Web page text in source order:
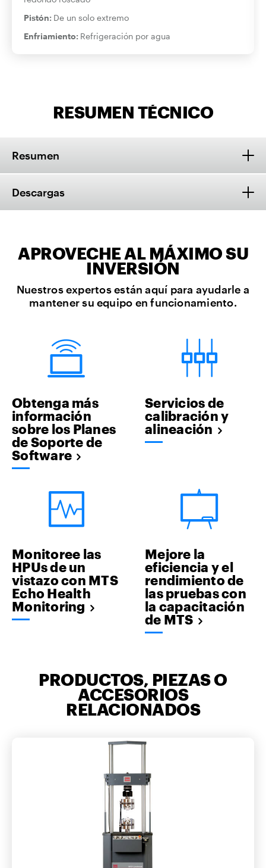
Pistón: De un solo extremo
Enfriamiento: Refrigeración por agua
RESUMEN TÉCNICO
Resumen
Descargas
APROVECHE AL MÁXIMO SU
INVERSIÓN
Nuestros expertos están aquí para ayudarle a
mantener su equipo en funcionamiento.
Obtenga más
información
sobre los Planes
de Soporte de
Software
Servicios de
calibración y
alineación
Monitoree las
HPUs de un
vistazo con MTS
Echo Health
Monitoring
Mejore la
eficiencia y el
rendimiento de
las pruebas con
la capacitación
de MTS
PRODUCTOS, PIEZAS O
ACCESORIOS
RELACIONADOS